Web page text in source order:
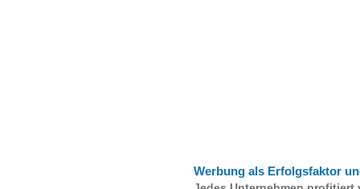
Werbung als Erfolgsfaktor